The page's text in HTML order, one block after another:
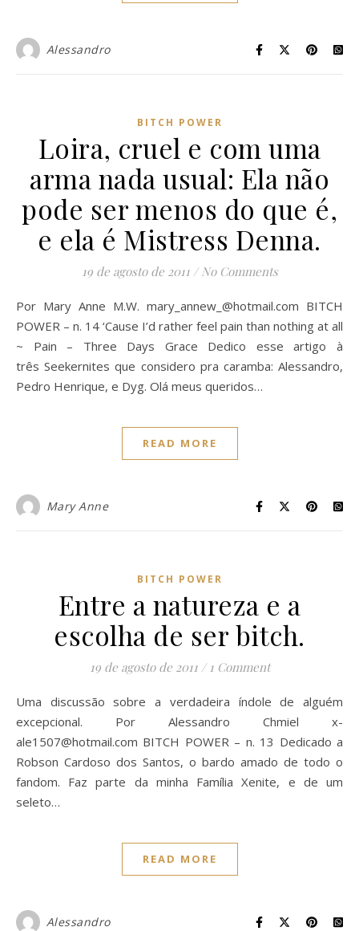
Alessandro
BITCH POWER
Loira, cruel e com uma
arma nada usual: Ela não
pode ser menos do que é,
e ela é Mistress Denna.
19 de agosto de 2011 / No Comments
Por Mary Anne M.W. mary_annew_@hotmail.com BITCH
POWER – n. 14 ‘Cause I’d rather feel pain than nothing at all
~ Pain – Three Days Grace Dedico esse artigo à
três Seekernites que considero pra caramba: Alessandro,
Pedro Henrique, e Dyg. Olá meus queridos…
READ MORE
Mary Anne
BITCH POWER
Entre a natureza e a
escolha de ser bitch.
19 de agosto de 2011 / 1 Comment
Uma discussão sobre a verdadeira índole de alguém
excepcional. Por Alessandro Chmiel x-
ale1507@hotmail.com BITCH POWER – n. 13 Dedicado a
Robson Cardoso dos Santos, o bardo amado de todo o
fandom. Faz parte da minha Família Xenite, e de um
seleto…
READ MORE
Alessandro